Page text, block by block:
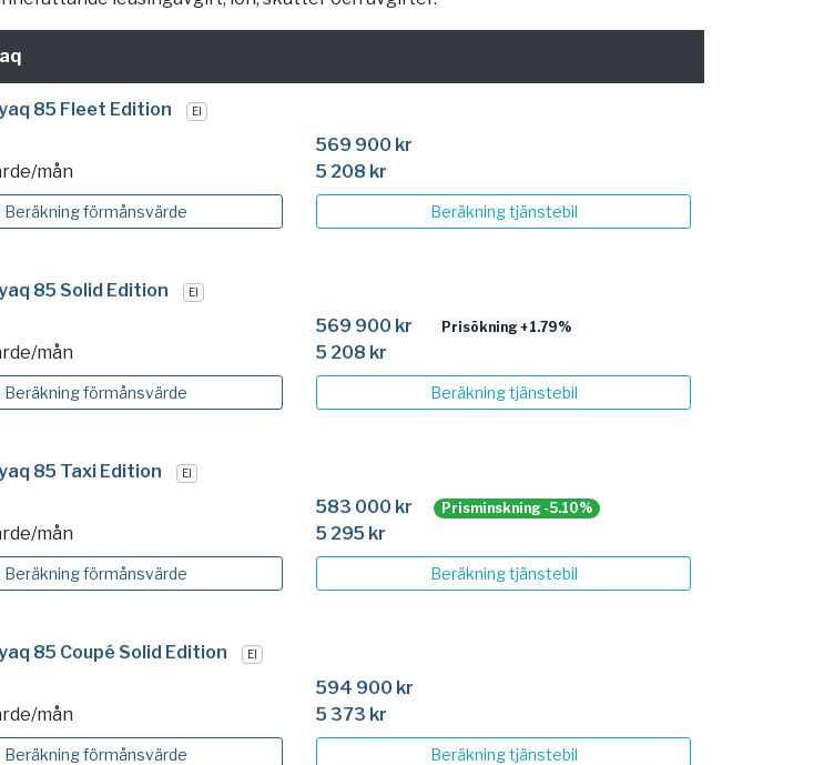
85 Fleet Edition El
569 900 kr
mån
5 208 kr
Beräkningförmånsvärde Beräkningtjänstebil
85 Solid Edition El
569 900 kr Prisökning +1.79%
mån 5 208 kr
Beräkningförmånsvärde Beräkningtjänstebil
85 Taxi Edition El
583 000 kr Prisminskning -5.10%
mån 5 295 kr
Beräkningförmånsvärde Beräkningtjänstebil
85 Coupé Solid Edition El
594 900 kr
mån
5 373 kr
Beräkningförmånsvärde Beräkningtjänstebil